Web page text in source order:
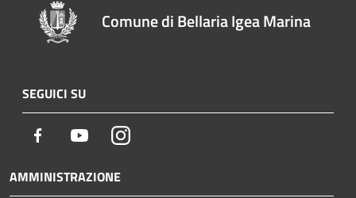
Comune di Bellaria Igea Marina
SEGUICI SU
Facebook YoutubeInstagram
AMMINISTRAZIONE